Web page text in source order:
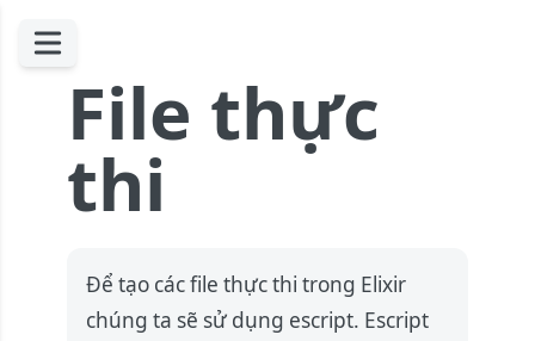
File thực
thi
Để tạo các file thực thi trong Elixir
chúng ta sẽ sử dụng escript. Escript